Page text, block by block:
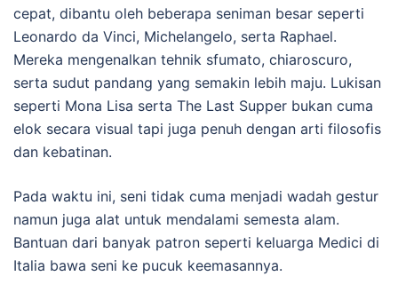
cepat, dibantu oleh beberapa seniman besar seperti
Leonardo da Vinci, Michelangelo, serta Raphael.
Mereka mengenalkan tehnik sfumato, chiaroscuro,
serta sudut pandang yang semakin lebih maju. Lukisan
seperti Mona Lisa serta The Last Supper bukan cuma
elok secara visual tapi juga penuh dengan arti filosofis
dan kebatinan.
Pada waktu ini, seni tidak cuma menjadi wadah gestur
namun juga alat untuk mendalami semesta alam.
Bantuan dari banyak patron seperti keluarga Medici di
Italia bawa seni ke pucuk keemasannya.